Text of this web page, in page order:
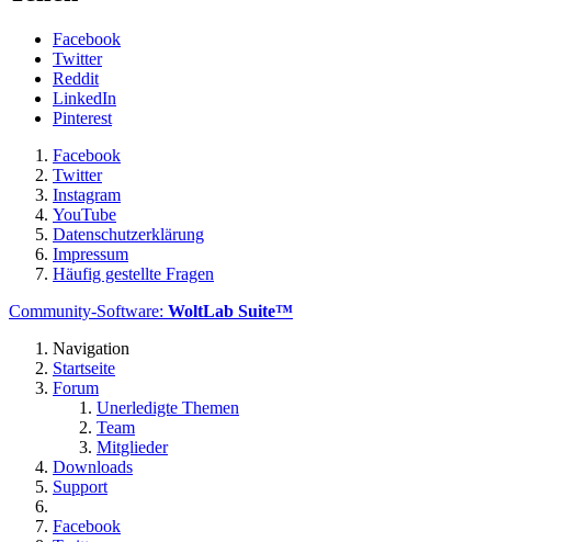
Facebook
Twitter
Reddit
LinkedIn
Pinterest
Facebook
Twitter
Instagram
YouTube
Datenschutzerklärung
Impressum
Häufig gestellte Fragen
Community-Software: WoltLab Suite™
Navigation
Startseite
Forum
Unerledigte Themen
Team
Mitglieder
Downloads
Support
Facebook